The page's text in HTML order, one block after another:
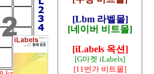
[Lbm 라벨몰]
[네이버 비트몰]
[iLabels 옥션]
[G마켓 iLabels]
[11번가 비트몰]